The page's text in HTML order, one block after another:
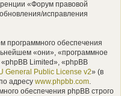
«Форум правовой
исправления
обеспечения
«они», «программное
Limited», «phpBB
General Public License v2» (в
адресу www.phpbb.com.
обеспечения phpBB строго